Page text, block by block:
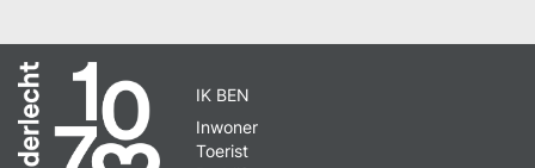
IK BEN
Inwoner
Toerist